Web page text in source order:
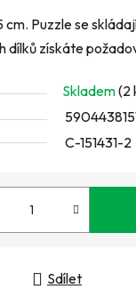
Puzzle se
dílků získáte
Skladem(2
C-151431-2
Sdílet